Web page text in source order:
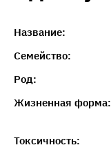
Название:
Семейство:
Род:
Жизненная форма:
Токсичность: